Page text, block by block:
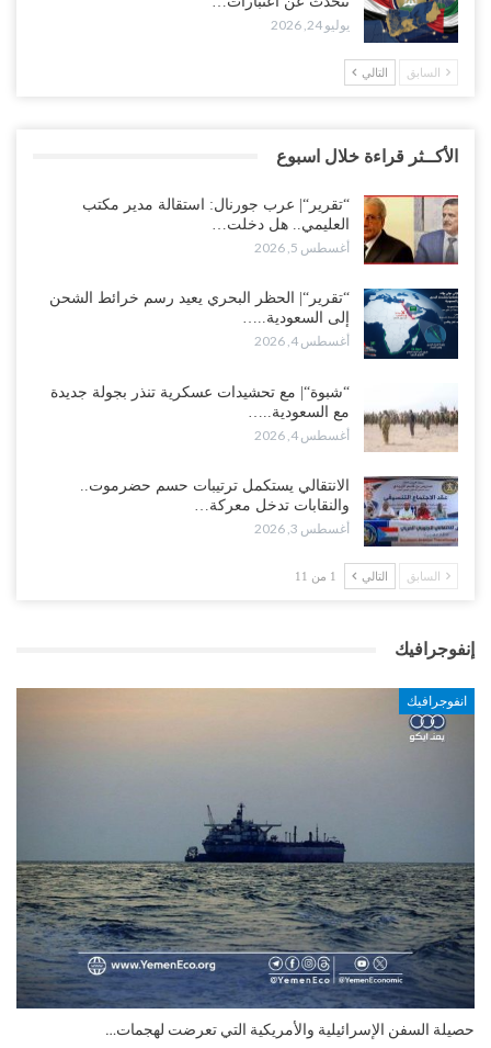
يوليو 24, 2026
السابق التالي
الأكــثر قراءة خلال اسبوع
“تقرير“| عرب جورنال: استقالة مدير مكتب
العليمي.. هل دخلت…
أغسطس 5, 2026
“تقرير“| الحظر البحري يعيد رسم خرائط الشحن
إلى السعودية..…
أغسطس 4, 2026
“شبوة“| مع تحشيدات عسكرية تنذر بجولة جديدة
مع السعودية..…
أغسطس 4, 2026
الانتقالي يستكمل ترتيبات حسم حضرموت..
والنقابات تدخل معركة…
أغسطس 3, 2026
السابق التالي 1 من 11
إنفوجرافيك
انفوجرافيك
التضخم السنوي لمنطقة اليورو.. “إنفوجرافيك“..!